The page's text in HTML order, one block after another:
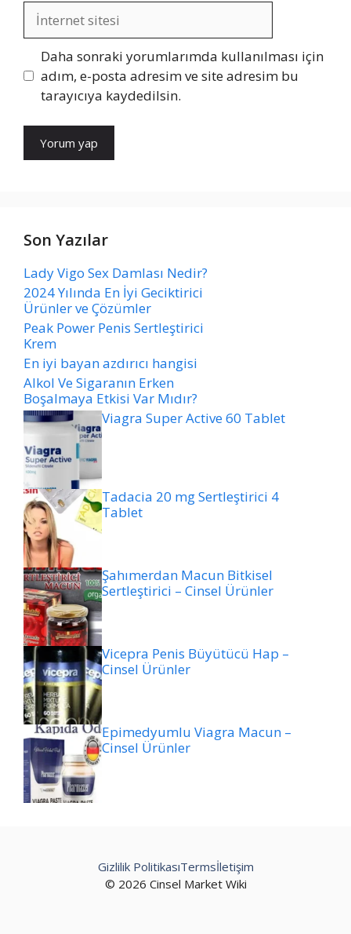
İnternet
sitesi
Daha sonraki yorumlarımda kullanılması için
adım, e-posta adresim ve site adresim bu
tarayıcıya kaydedilsin.
Son Yazılar
Lady Vigo Sex Damlası Nedir?
2024 Yılında En İyi Geciktirici
Ürünler ve Çözümler
Peak Power Penis Sertleştirici
Krem
En iyi bayan azdırıcı hangisi
Alkol Ve Sigaranın Erken
Boşalmaya Etkisi Var Mıdır?
Viagra Super Active 60 Tablet
Tadacia 20 mg Sertleştirici 4
Tablet
Şahımerdan Macun Bitkisel
Sertleştirici – Cinsel Ürünler
Vicepra Penis Büyütücü Hap –
Cinsel Ürünler
Epimedyumlu Viagra Macun –
Cinsel Ürünler
© 2026 Cinsel Market Wiki
Gizlilik PolitikasıTermsİletişim